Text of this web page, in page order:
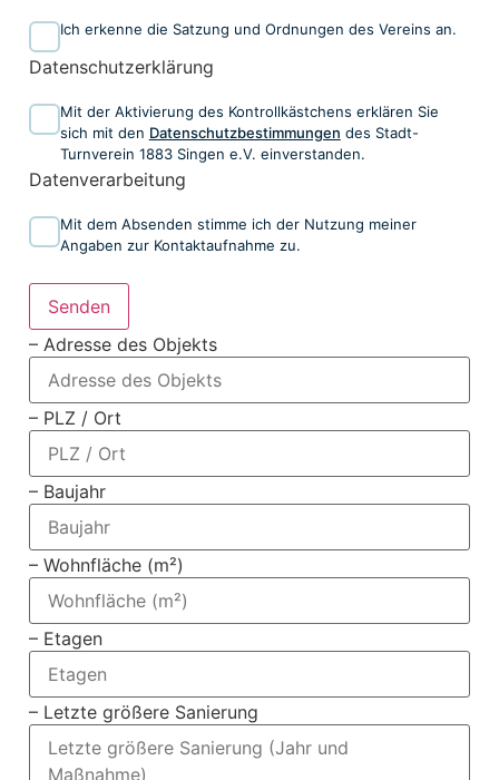
Ich erkenne die Satzung und Ordnungen des Vereins an.
Datenschutzerklärung
Mit der Aktivierung des Kontrollkästchens erklären Sie
sich mit den Datenschutzbestimmungen des Stadt-
Turnverein 1883 Singen e.V. einverstanden.
Datenverarbeitung
Mit dem Absenden stimme ich der Nutzung meiner
Angaben zur Kontaktaufnahme zu.
Senden
– Adresse des Objekts
– PLZ / Ort
– Baujahr
– Wohnfläche (m²)
– Etagen
– Letzte größere Sanierung